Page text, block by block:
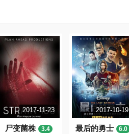
2017-11-23
尸变菌株
3.4
2017-10-19
最后的勇士
6.0